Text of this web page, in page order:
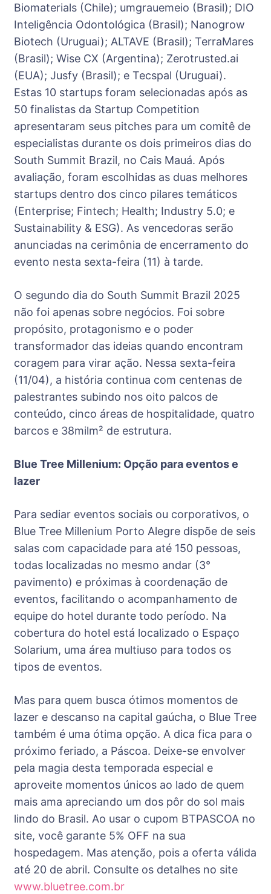
Biomaterials (Chile); umgrauemeio (Brasil); DIO
Inteligência Odontológica (Brasil); ⁠Nanogrow
Biotech (Uruguai); ALTAVE (Brasil); ⁠TerraMares
(Brasil); Wise CX (Argentina); ⁠Zerotrusted.ai
(EUA); Jusfy (Brasil); e ⁠Tecspal (Uruguai).
Estas 10 startups foram selecionadas após as
50 finalistas da Startup Competition
apresentaram seus pitches para um comitê de
especialistas durante os dois primeiros dias do
South Summit Brazil, no Cais Mauá. Após
avaliação, foram escolhidas as duas melhores
startups dentro dos cinco pilares temáticos
(Enterprise; Fintech; Health; Industry 5.0; e
Sustainability & ESG). As vencedoras serão
anunciadas na cerimônia de encerramento do
evento nesta sexta-feira (11) à tarde.
O segundo dia do South Summit Brazil 2025
não foi apenas sobre negócios. Foi sobre
propósito, protagonismo e o poder
transformador das ideias quando encontram
coragem para virar ação. Nessa sexta-feira
(11/04), a história continua com centenas de
palestrantes subindo nos oito palcos de
conteúdo, cinco áreas de hospitalidade, quatro
barcos e 38milm² de estrutura.
Blue Tree Millenium: Opção para eventos e
lazer
Para sediar eventos sociais ou corporativos, o
Blue Tree Millenium Porto Alegre dispõe de seis
salas com capacidade para até 150 pessoas,
todas localizadas no mesmo andar (3°
pavimento) e próximas à coordenação de
eventos, facilitando o acompanhamento de
equipe do hotel durante todo período. Na
cobertura do hotel está localizado o Espaço
Solarium, uma área multiuso para todos os
tipos de eventos.
Mas para quem busca ótimos momentos de
lazer e descanso na capital gaúcha, o Blue Tree
também é uma ótima opção. A dica fica para o
próximo feriado, a Páscoa. Deixe-se envolver
pela magia desta temporada especial e
aproveite momentos únicos ao lado de quem
mais ama apreciando um dos pôr do sol mais
lindo do Brasil. Ao usar o cupom BTPASCOA no
site, você garante 5% OFF na sua
hospedagem. Mas atenção, pois a oferta válida
até 20 de abril. Consulte os detalhes no site
www.bluetree.com.br